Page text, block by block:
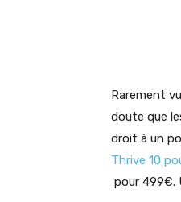
Rarement
doute que
droit à un
Thrive 10
pour 499€.